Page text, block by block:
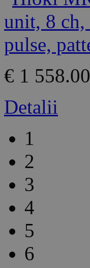
€ 1 558.00
Detalii
1
2
3
4
5
6